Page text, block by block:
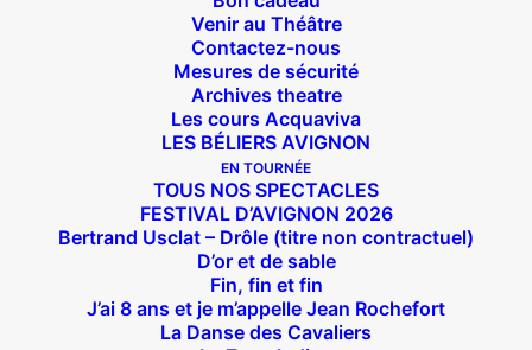
Venir au Théâtre
Contactez-nous
Mesures de sécurité
Archives theatre
Les cours Acquaviva
LES BÉLIERS AVIGNON
EN TOURNÉE
TOUS NOS SPECTACLES
FESTIVAL D’AVIGNON 2026
Bertrand Usclat – Drôle (titre non contractuel)
D’or et de sable
Fin, fin et fin
J’ai 8 ans et je m’appelle Jean Rochefort
La Danse des Cavaliers